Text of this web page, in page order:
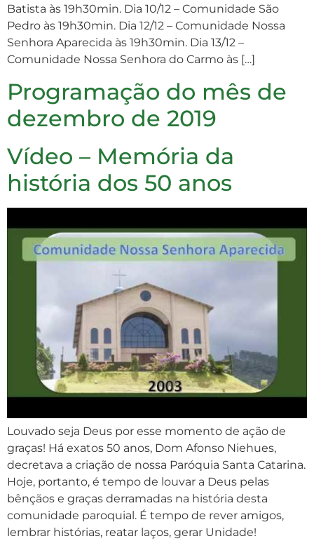
Batista às 19h30min. Dia 10/12 – Comunidade São
Pedro às 19h30min. Dia 12/12 – Comunidade Nossa
Senhora Aparecida às 19h30min. Dia 13/12 –
Comunidade Nossa Senhora do Carmo às […]
Programação do mês de
dezembro de 2019
Vídeo – Memória da
história dos 50 anos
Louvado seja Deus por esse momento de ação de
graças! Há exatos 50 anos, Dom Afonso Niehues,
decretava a criação de nossa Paróquia Santa Catarina.
Hoje, portanto, é tempo de louvar a Deus pelas
bênçãos e graças derramadas na história desta
comunidade paroquial. É tempo de rever amigos,
lembrar histórias, reatar laços, gerar Unidade!